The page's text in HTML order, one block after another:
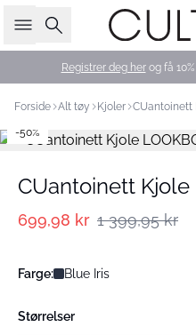
Søk
Registrer deg herog få
Forside Alt tøy Kjoler CUantoinett
-50%
CUantoinett Kjole
699,98 kr 1 399,95 kr
Farge: Blue Iris
Størrelser